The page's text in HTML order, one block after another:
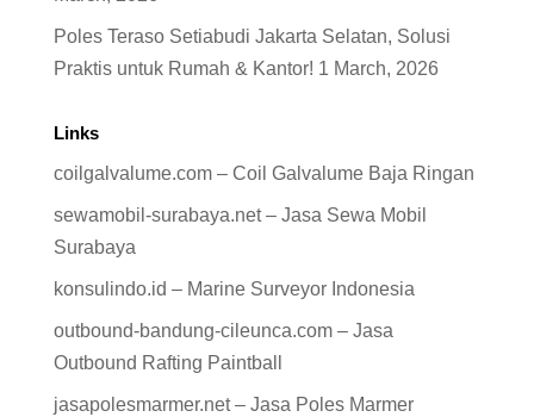
Poles Teraso Setiabudi Jakarta Selatan, Solusi
Praktis untuk Rumah & Kantor! 1 March, 2026
Links
coilgalvalume.com – Coil Galvalume Baja Ringan
sewamobil-surabaya.net – Jasa Sewa Mobil
Surabaya
konsulindo.id – Marine Surveyor Indonesia
outbound-bandung-cileunca.com – Jasa
Outbound Rafting Paintball
jasapolesmarmer.net – Jasa Poles Marmer